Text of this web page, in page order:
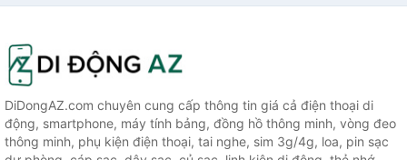
DiDongAZ.com chuyên cung cấp thông tin giá cả điện thoại di
động, smartphone, máy tính bảng, đồng hồ thông minh, vòng đeo
thông minh, phụ kiện điện thoại, tai nghe, sim 3g/4g, loa, pin sạc